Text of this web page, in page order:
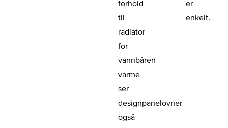
forhold
til
radiator
for
vannbåren
varme
ser
designpanelovner
også
er
enkelt.